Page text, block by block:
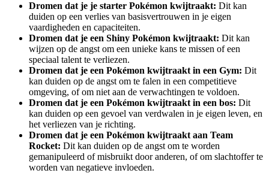
Dromen dat je je starter Pokémon kwijtraakt: Dit kan
duiden op een verlies van basisvertrouwen in je eigen
vaardigheden en capaciteiten.
Dromen dat je een Shiny Pokémon kwijtraakt: Dit kan
wijzen op de angst om een unieke kans te missen of een
speciaal talent te verliezen.
Dromen dat je een Pokémon kwijtraakt in een Gym: Dit
kan duiden op de angst om te falen in een competitieve
omgeving, of om niet aan de verwachtingen te voldoen.
Dromen dat je een Pokémon kwijtraakt in een bos: Dit
kan duiden op een gevoel van verdwalen in je eigen leven, en
het verliezen van je richting.
Dromen dat je een Pokémon kwijtraakt aan Team
Rocket: Dit kan duiden op de angst om te worden
gemanipuleerd of misbruikt door anderen, of om slachtoffer te
worden van negatieve invloeden.